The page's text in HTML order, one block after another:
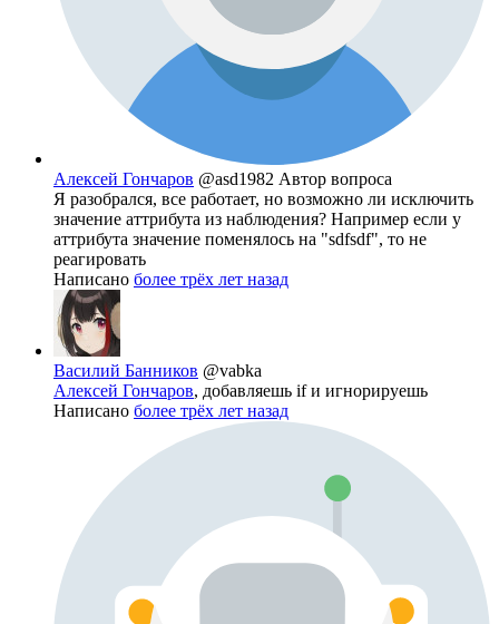
Алексей Гончаров @asd1982 Автор вопроса
Я разобрался, все работает, но возможно ли исключить
значение аттрибута из наблюдения? Например если у
аттрибута значение поменялось на "sdfsdf", то не
реагировать
Написано более трёх лет назад
Василий Банников @vabka
Алексей Гончаров, добавляешь if и игнорируешь
Написано более трёх лет назад